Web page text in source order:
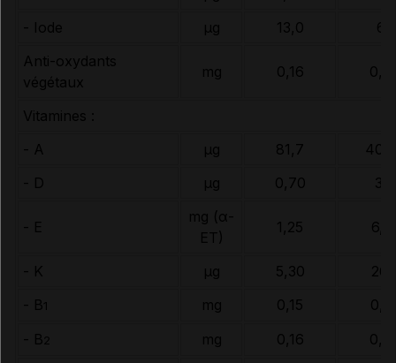
- Iode
µg 13,0
65
Anti-oxydants
végétaux
mg 0,16
Vitamines :
- A
µg 81,7
- D
µg 0,70 3,5
- E
mg (α-
ET)
1,25
- K µg 5,30
- B 1 mg 0,15
- B2 mg 0,16